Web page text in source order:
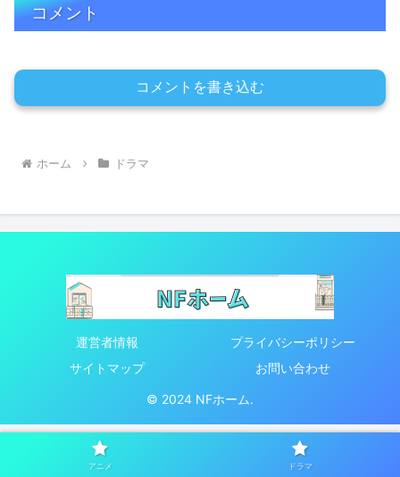
コメント
コメントを書き込む
ホーム ドラマ
運営者情報
プライバシーポリシー
サイトマップ
お問い合わせ
© 2024 NFホーム.
アニメ ドラマ